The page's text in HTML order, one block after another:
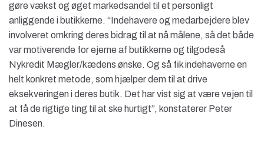
gøre vækst og øget markedsandel til et personligt
anliggende i butikkerne. “Indehavere og medarbejdere blev
involveret omkring deres bidrag til at nå målene, så det både
var motiverende for ejerne af butikkerne og tilgodeså
Nykredit Mægler/kædens ønske. Og så fik indehaverne en
helt konkret metode, som hjælper dem til at drive
eksekveringen i deres butik. Det har vist sig at være vejen til
at få de rigtige ting til at ske hurtigt”, konstaterer Peter
Dinesen.